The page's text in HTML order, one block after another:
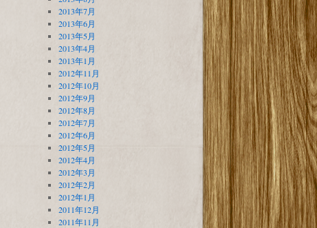
2013年7月
2013年6月
2013年5月
2013年4月
2013年1月
2012年11月
2012年10月
2012年9月
2012年8月
2012年7月
2012年6月
2012年5月
2012年4月
2012年3月
2012年2月
2012年1月
2011年12月
2011年11月